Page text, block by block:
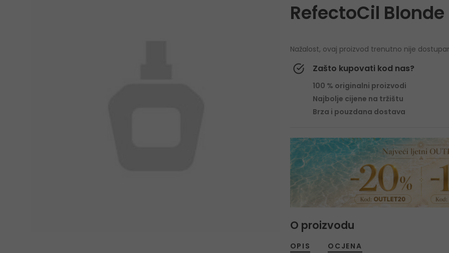
RefectoCil
Nažalost, ovaj proizvod trenutno nije
Zašto kupovati kod nas?
100 % originalni proizvodi
Najbolje cijene na tržištu
Brza i pouzdana dostava
O proizvodu
OPIS OCJENA